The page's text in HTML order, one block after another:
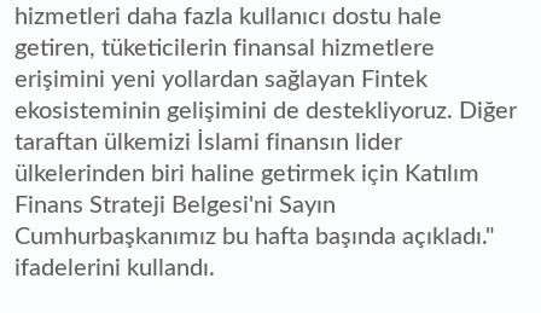
hizmetleri daha fazla kullanıcı dostu hale
getiren, tüketicilerin finansal hizmetlere
erişimini yeni yollardan sağlayan Fintek
ekosisteminin gelişimini de destekliyoruz. Diğer
taraftan ülkemizi İslami finansın lider
ülkelerinden biri haline getirmek için Katılım
Finans Strateji Belgesi'ni Sayın
Cumhurbaşkanımız bu hafta başında açıkladı."
ifadelerini kullandı.